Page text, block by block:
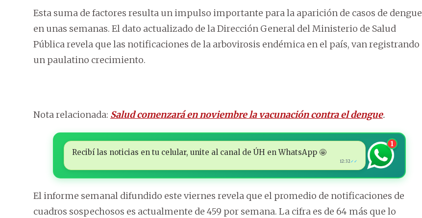
Esta suma de factores resulta un impulso importante para la aparición de casos de dengue
en unas semanas. El dato actualizado de la Dirección General del Ministerio de Salud
Pública revela que las notificaciones de la arbovirosis endémica en el país, van registrando
un paulatino crecimiento.
Nota relacionada: Salud comenzará en noviembre la vacunación contra el dengue.
Recibí las noticias en tu celular, unite al canal de ÚH en WhatsApp 🤩
12:32✓✓
1
El informe semanal difundido este viernes revela que el promedio de notificaciones de
cuadros sospechosos es actualmente de 459 por semana. La cifra es de 64 más que lo